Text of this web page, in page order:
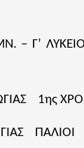
– Γ’
1ης
ΠΑΛΙΟΙ